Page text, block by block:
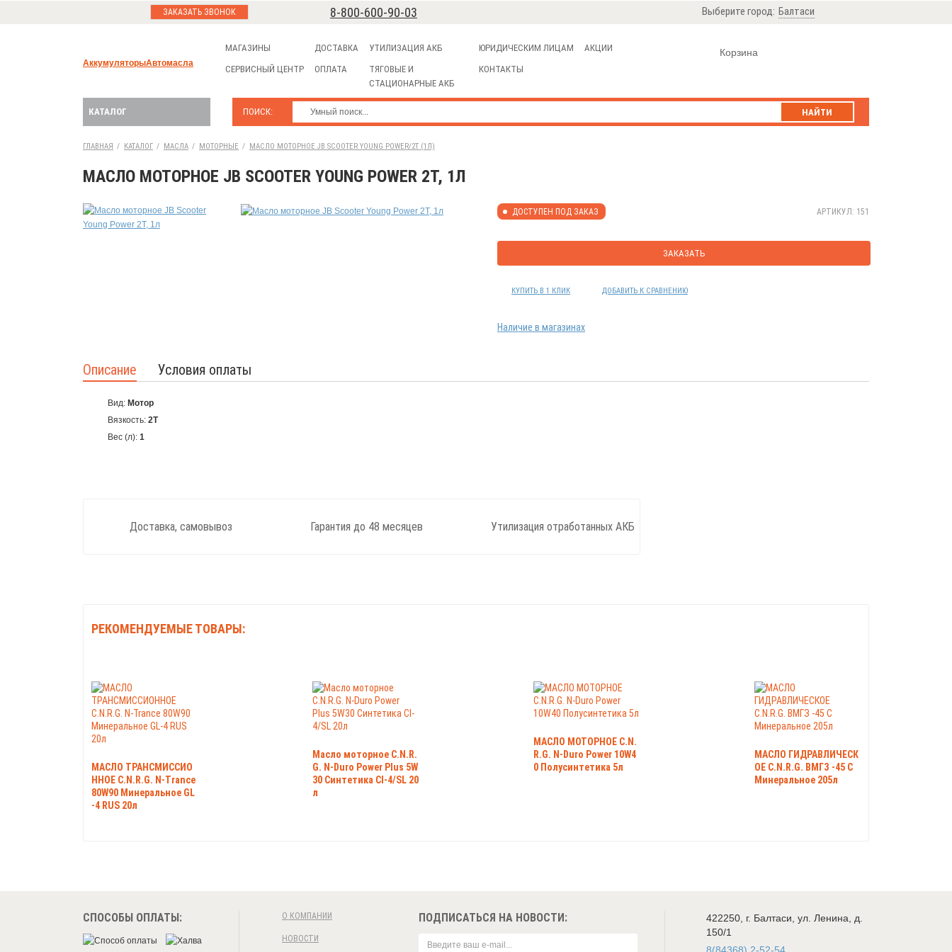
ЗАКАЗАТЬ ЗВОНОК 8-800-600-90-03 Выберите город: Балтаси
АккумуляторыАвтомасла
Корзина
МАГАЗИНЫ
СЕРВИСНЫЙ ЦЕНТР
ДОСТАВКА
ОПЛАТА
УТИЛИЗАЦИЯ АКБ
ТЯГОВЫЕ И
СТАЦИОНАРНЫЕ АКБ
ЮРИДИЧЕСКИМ ЛИЦАМ
КОНТАКТЫ
АКЦИИ
ПОИСК: НАЙТИ
КАТАЛОГ
ГЛАВНАЯ / КАТАЛОГ / МАСЛА / МОТОРНЫЕ / МАСЛО МОТОРНОЕ JB SCOOTER YOUNG POWER/2T (1Л)
МАСЛО МОТОРНОЕ JB SCOOTER YOUNG POWER 2T, 1Л
ДОСТУПЕН ПОД ЗАКАЗ АРТИКУЛ: 151
ЗАКАЗАТЬ
КУПИТЬ В 1 КЛИК ДОБАВИТЬ К СРАВНЕНИЮ
Наличие в магазинах
Описание Условия оплаты
Вид: Мотор
Вязкость: 2T
Вес (л): 1
Доставка, самовывоз Гарантия до 48 месяцев Утилизация отработанных АКБ
РЕКОМЕНДУЕМЫЕ ТОВАРЫ:
МАСЛО ТРАНСМИССИО
ННОЕ C.N.R.G. N-Trance
80W90 Минеральное GL
-4 RUS 20л
Масло моторное C.N.R.
G. N-Duro Power Plus 5W
30 Синтетика CI-4/SL 20
л
МАСЛО МОТОРНОЕ C.N.
R.G. N-Duro Power 10W4
0 Полусинтетика 5л
МАСЛО ГИДРАВЛИЧЕСК
ОЕ C.N.R.G. ВМГЗ -45 С
Минеральное 205л
СПОСОБЫ ОПЛАТЫ: О КОМПАНИИ
НОВОСТИ
ПОДПИСАТЬСЯ НА НОВОСТИ: 422250 г. Балтаси ул. Ленина, д.
150/1
8(84368) 2-52-54